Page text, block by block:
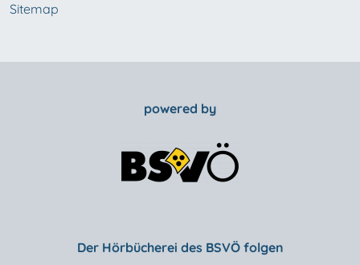
Sitemap
powered by
Der Hörbücherei des BSVÖ folgen